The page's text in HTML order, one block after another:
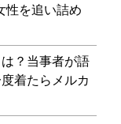
性を追い詰め
？当事者が語
着たらメルカ